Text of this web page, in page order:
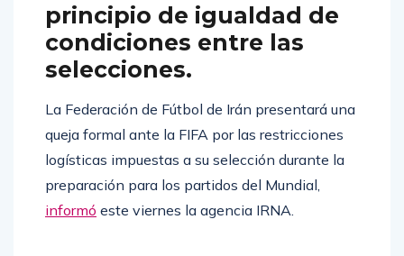
principio de igualdad de
condiciones entre las
selecciones.
La Federación de Fútbol de Irán presentará una
queja formal ante la FIFA por las restricciones
logísticas impuestas a su selección durante la
preparación para los partidos del Mundial,
informó este viernes la agencia IRNA.